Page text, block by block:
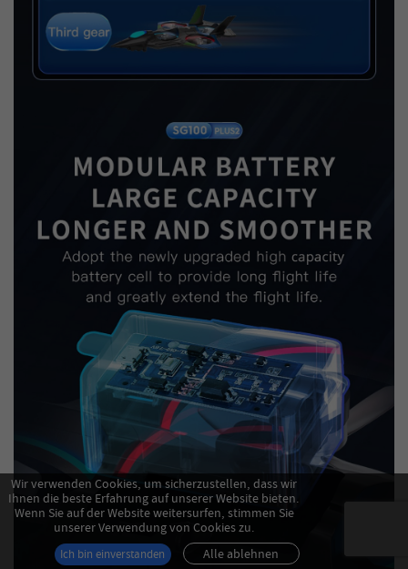
Wir verwenden Cookies, um sicherzustellen, dass wir
Ihnen die beste Erfahrung auf unserer Website bieten.
Wenn Sie auf der Website weitersurfen, stimmen Sie
unserer Verwendung von Cookies zu.
Ich bin einverstanden Alle ablehnen